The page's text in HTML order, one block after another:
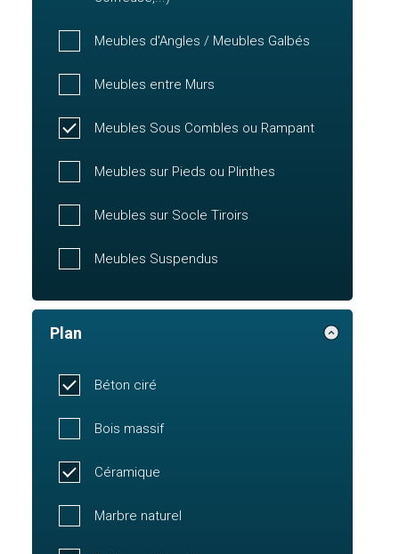
Meubles d'Angles / Meubles Galbés
Meubles entre Murs
Meubles Sous Combles ou Rampant
Meubles sur Pieds ou Plinthes
Meubles sur Socle Tiroirs
Meubles Suspendus
Plan
Béton ciré
Bois massif
Céramique
Marbre naturel